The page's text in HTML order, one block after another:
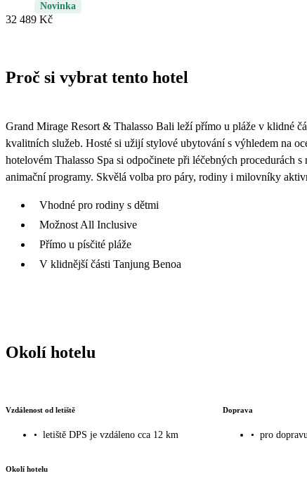
Novinka
32 489 Kč
Proč si vybrat tento hotel
Grand Mirage Resort & Thalasso Bali leží přímo u pláže v klidné
kvalitních služeb. Hosté si užijí stylové ubytování s výhledem na
hotelovém Thalasso Spa si odpočinete při léčebných procedurách
animační programy. Skvělá volba pro páry, rodiny i milovníky
Vhodné pro rodiny s dětmi
Možnost All Inclusive
Přímo u písčité pláže
V klidnější části Tanjung Benoa
Okolí hotelu
Vzdálenost od letiště
• letiště DPS je vzdáleno cca 12 km
Doprava
• pro
Okolí hotelu